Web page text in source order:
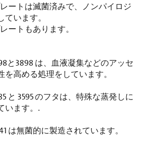
ートは滅菌済みで、ノンパイロジ
います。
ートもあります。
と3898 は、血液凝集などのアッセ
を高める処理をしています。
と 3595 のフタは、特殊な蒸発しに
います。.
は無菌的に製造されています。